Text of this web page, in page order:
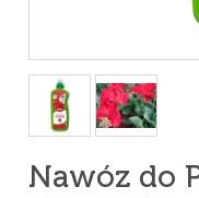
Nawóz do